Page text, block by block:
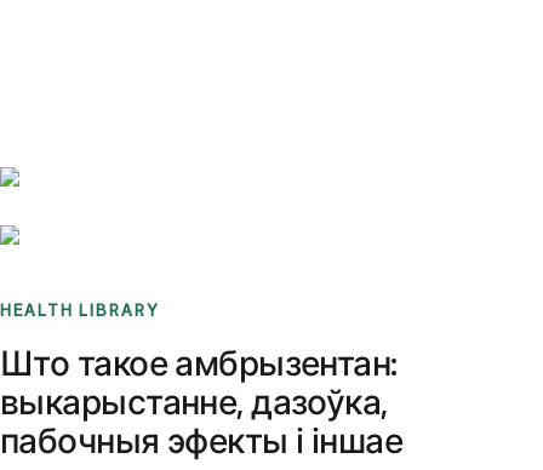
HEALTH LIBRARY
Што такое амбрызентан:
выкарыстанне, дазоўка,
пабочныя эфекты і іншае